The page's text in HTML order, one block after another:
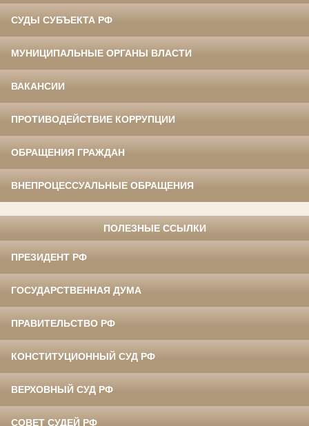
СУДЫ СУБЪЕКТА РФ
МУНИЦИПАЛЬНЫЕ ОРГАНЫ ВЛАСТИ
ВАКАНСИИ
ПРОТИВОДЕЙСТВИЕ КОРРУПЦИИ
ОБРАЩЕНИЯ ГРАЖДАН
ВНЕПРОЦЕССУАЛЬНЫЕ ОБРАЩЕНИЯ
ПОЛЕЗНЫЕ ССЫЛКИ
ПРЕЗИДЕНТ РФ
ГОСУДАРСТВЕННАЯ ДУМА
ПРАВИТЕЛЬСТВО РФ
КОНСТИТУЦИОННЫЙ СУД РФ
ВЕРХОВНЫЙ СУД РФ
СОВЕТ СУДЕЙ РФ